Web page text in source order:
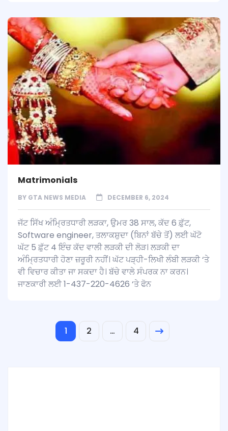
Matrimonials
BY GTA NEWS MEDIA DECEMBER 6, 2024
ਜੱਟ ਸਿੱਖ ਅੰਮ੍ਰਿਤਧਾਰੀ ਲੜਕਾ, ਉਮਰ 38 ਸਾਲ, ਕੱਦ 6 ਫ਼ੁੱਟ,
Software engineer, ਤਲਾਕਸ਼ੁਦਾ (ਬਿਨਾਂ ਬੱਚੇ ਤੋਂ) ਲਈ ਘੱਟੋ
ਘੱਟ 5 ਫ਼ੁੱਟ 4 ਇੰਚ ਕੱਦ ਵਾਲੀ ਲੜਕੀ ਦੀ ਲੋੜ। ਲੜਕੀ ਦਾ
ਅੰਮ੍ਰਿਤਧਾਰੀ ਹੋਣਾ ਜ਼ਰੂਰੀ ਨਹੀਂ। ਘੱਟ ਪੜ੍ਹੀ-ਲਿਖੀ ਲੰਬੀ ਲੜਕੀ ‘ਤੇ
ਵੀ ਵਿਚਾਰ ਕੀਤਾ ਜਾ ਸਕਦਾ ਹੈ। ਬੱਚੇ ਵਾਲੇ ਸੰਪਰਕ ਨਾ ਕਰਨ।
ਜਾਣਕਾਰੀ ਲਈ 1-437-220-4626 ‘ਤੇ ਫੋਨ
1 2 … 4